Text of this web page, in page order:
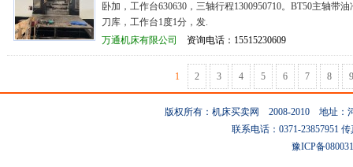
卧加，工作台630630，三轴行程1300950710。BT50主轴带
刀库，工作台1度1分，发.
万通机床有限公司
资询电话：15515230609
1 2 3 4 5 6 7 8 9
版权所有：机床买卖网 2008-2010 地址：
联系电话：0371-23857951
豫ICP备